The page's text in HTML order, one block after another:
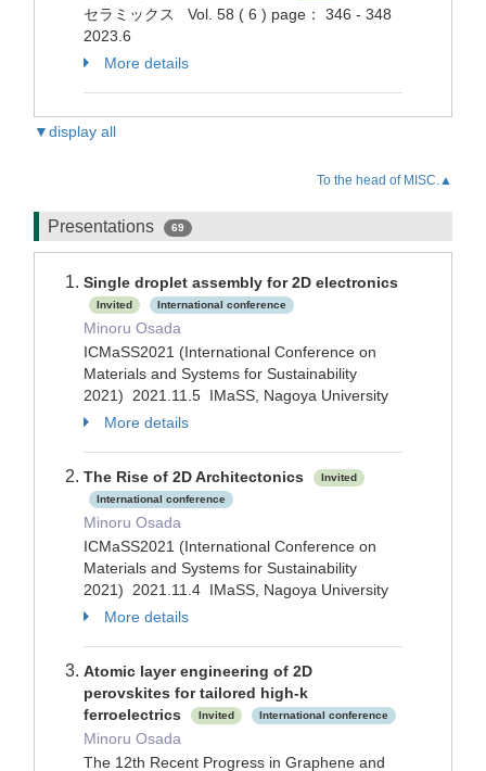
セラミックス Vol. 58 ( 6 ) page： 346 - 348
2023.6
More details
▼display all
To the head of MISC.▲
Presentations 69
Single droplet assembly for 2D electronics
Invited International conference
Minoru Osada
ICMaSS2021 (International Conference on
Materials and Systems for Sustainability
2021) 2021.11.5 IMaSS, Nagoya University
More details
The Rise of 2D Architectonics
Invited
International conference
Minoru Osada
ICMaSS2021 (International Conference on
Materials and Systems for Sustainability
2021) 2021.11.4 IMaSS, Nagoya University
More details
Atomic layer engineering of 2D
perovskites for tailored high-k
ferroelectrics
Invited International conference
Minoru Osada
The 12th Recent Progress in Graphene and